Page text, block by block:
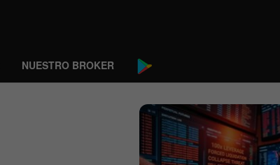
NUESTRO BROKER